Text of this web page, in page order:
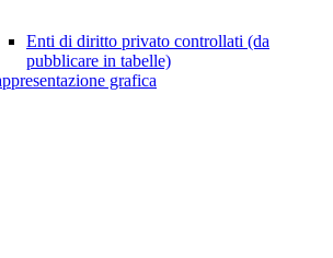
Enti di diritto privato controllati (da
pubblicare in tabelle)
grafica